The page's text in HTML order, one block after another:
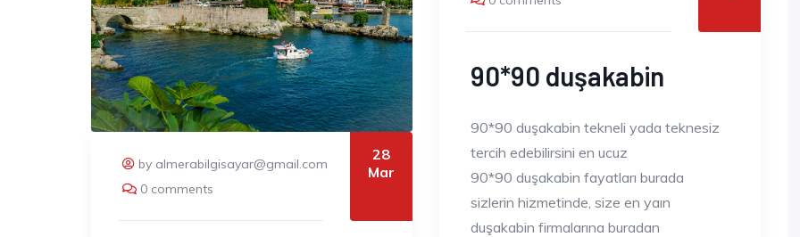
by almerabilgisayar@gmail.com
0 comments
28
Mar
90*90 duşakabin
90*90 duşakabin tekneli yada teknesiz
tercih edebilirsini en ucuz
90*90 duşakabin fayatları burada
sizlerin hizmetinde, size en yaın
duşakabin firmalarına buradan